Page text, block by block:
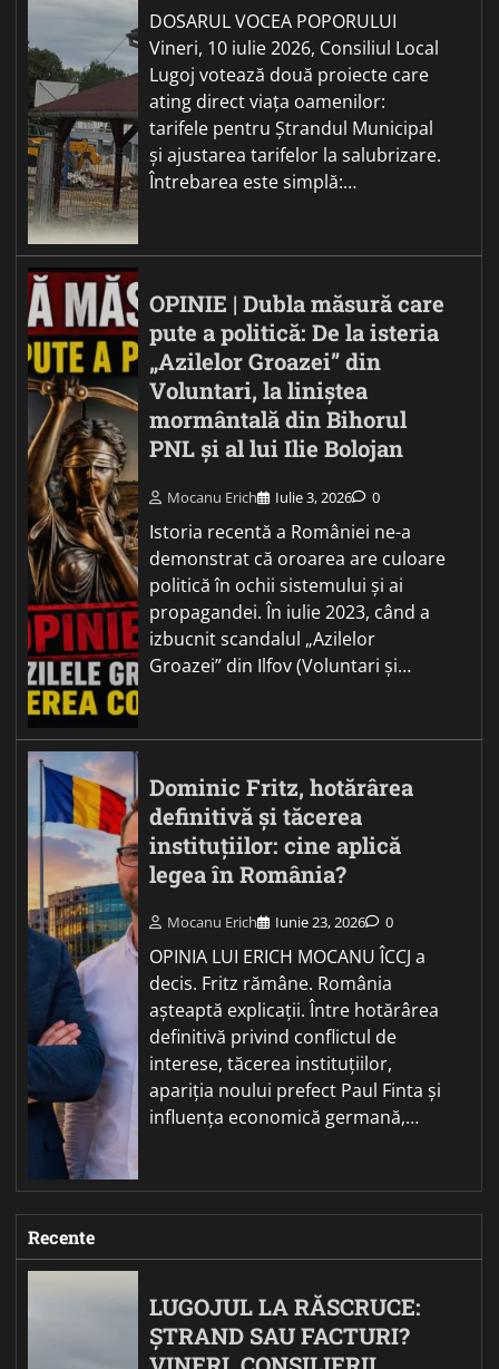
DOSARUL VOCEA POPORULUI
Vineri, 10 iulie 2026, Consiliul Local
Lugoj votează două proiecte care
ating direct viața oamenilor:
tarifele pentru Ștrandul Municipal
și ajustarea tarifelor la salubrizare.
Întrebarea este simplă:…
OPINIE | Dubla măsură care
pute a politică: De la isteria
„Azilelor Groazei” din
Voluntari, la liniștea
mormântală din Bihorul
PNL și al lui Ilie Bolojan
Mocanu Erich Iulie 3, 2026 0
Istoria recentă a României ne-a
demonstrat că oroarea are culoare
politică în ochii sistemului și ai
propagandei. În iulie 2023, când a
izbucnit scandalul „Azilelor
Groazei” din Ilfov (Voluntari și…
Dominic Fritz, hotărârea
definitivă și tăcerea
instituțiilor: cine aplică
legea în România?
Mocanu Erich Iunie 23, 2026 0
OPINIA LUI ERICH MOCANU ÎCCJ a
decis. Fritz rămâne. România
așteaptă explicații. Între hotărârea
definitivă privind conflictul de
interese, tăcerea instituțiilor,
apariția noului prefect Paul Finta și
influența economică germană,…
Recente
LUGOJUL LA RĂSCRUCE:
ȘTRAND SAU FACTURI?